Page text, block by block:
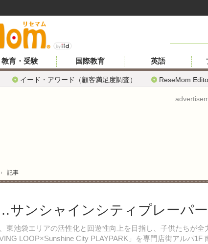
イード・アワード（顧客満足度調査） ReseMom
教育・受験 国際教育 英語
› 記事
サンシャインシティプレーパ
東池袋エリアの活性化と回遊性向上を目指し、子供たちが全
LOOP×Sunshine City PLAYPARK」を専門店街アルパ1F